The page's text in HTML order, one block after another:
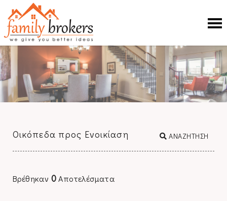
Οικόπεδα προς Ενοικίαση ΑΝΑΖΗΤΗΣΗ
Βρέθηκαν 0Αποτελέσματα